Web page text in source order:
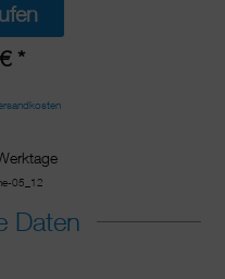
*
05_12
Daten